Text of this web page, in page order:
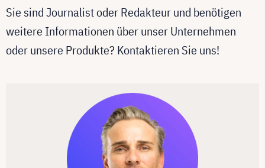
Sie sind Journalist oder Redakteur und benötigen
weitere Informationen über unser Unternehmen
oder unsere Produkte? Kontaktieren Sie uns!